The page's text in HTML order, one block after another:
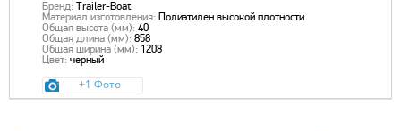
Бренд: Trailer-Boat
Материал изготовления: Полиэтилен высокой плотности
Общая высота (мм): 40
Общая длина (мм): 858
Общая ширина (мм): 1208
Цвет: черный
+1 Фото